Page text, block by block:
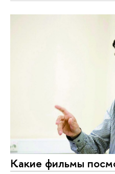
Какие фильмы